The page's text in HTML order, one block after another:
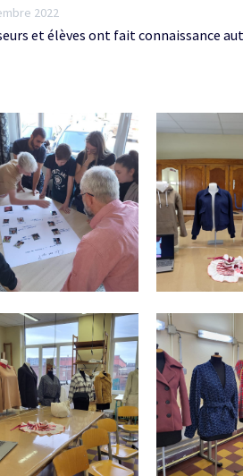
2022
et élèves ont fait connaissance